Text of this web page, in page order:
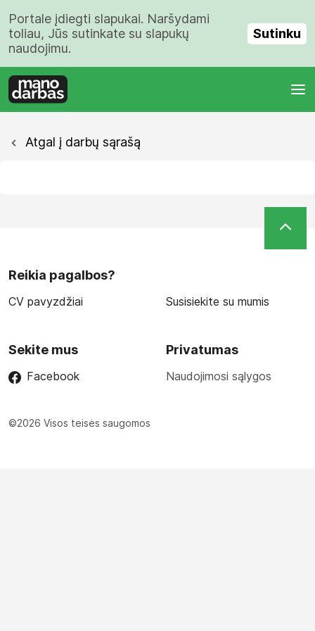
Portale įdiegti slapukai. Naršydami
toliau, Jūs sutinkate su slapukų
naudojimu.
Sutinku
Atgal į darbų sąrašą
Reikia pagalbos?
CV pavyzdžiai Susisiekite su mumis
Sekite mus
Facebook
Privatumas
Naudojimosi sąlygos
©2026 Visos teisės saugomos